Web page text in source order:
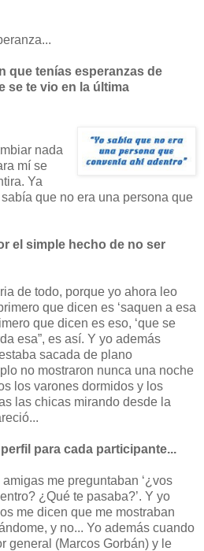
que tenías esperanzas de
se te vio en la última
nada
mí se
Ya
que no era una persona que
el simple hecho de no ser
de todo, porque yo ahora leo
que dicen es ‘saquen a esa
que dicen es eso, ‘que se
esa”, es así. Y yo además
sacada de plano
no mostraron nunca una noche
los varones dormidos y los
las chicas mirando desde la
para cada participante...
me preguntaban ‘¿vos
¿Qué te pasaba?’. Y yo
me dicen que me mostraban
y no... Yo además cuando
general (Marcos Gorbán) y le